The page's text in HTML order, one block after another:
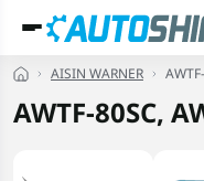
AISIN WARNER
AWTF-80SC,